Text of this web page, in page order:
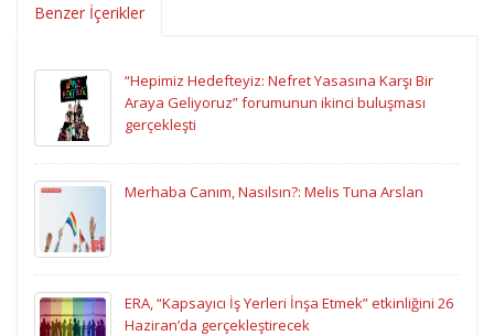
Benzer İçerikler
“Hepimiz Hedefteyiz: Nefret Yasasına Karşı Bir
Araya Geliyoruz” forumunun ikinci buluşması
gerçekleşti
Merhaba Canım, Nasılsın?: Melis Tuna Arslan
ERA, “Kapsayıcı İş Yerleri İnşa Etmek” etkinliğini 26
Haziran’da gerçekleştirecek